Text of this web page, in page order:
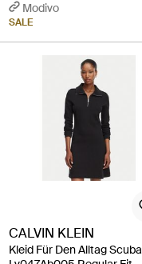
Modivo
SALE
CALVIN KLEIN
Kleid Für Den Alltag Scuba